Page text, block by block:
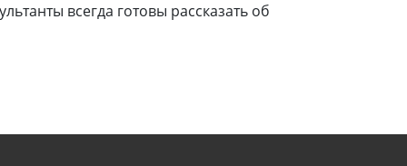
всегда готовы рассказать об